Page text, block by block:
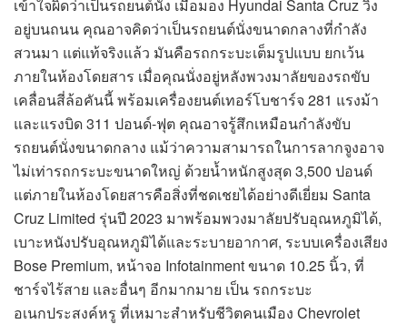
เข้าใจผิดว่าเป็นรถยนต์นั่ง เมื่อมอง Hyundai Santa Cruz วิ่ง
อยู่บนถนน คุณอาจคิดว่าเป็นรถยนต์นั่งขนาดกลางที่กำลัง
สวนมา แต่แท้จริงแล้ว มันคือรถกระบะเต็มรูปแบบ ยกเว้น
ภายในห้องโดยสาร เมื่อคุณนั่งอยู่หลังพวงมาลัยของรถขับ
เคลื่อนสี่ล้อคันนี้ พร้อมเครื่องยนต์เทอร์โบชาร์จ 281 แรงม้า
และแรงบิด 311 ปอนด์-ฟุต คุณอาจรู้สึกเหมือนกำลังขับ
รถยนต์นั่งขนาดกลาง แม้ว่าความสามารถในการลากจูงอาจ
ไม่เท่ารถกระบะขนาดใหญ่ ด้วยน้ำหนักสูงสุด 3,500 ปอนด์
แต่ภายในห้องโดยสารคือสิ่งที่ชดเชยได้อย่างดีเยี่ยม Santa
Cruz Limited รุ่นปี 2023 มาพร้อมพวงมาลัยปรับอุณหภูมิได้,
เบาะหนังปรับอุณหภูมิได้และระบายอากาศ, ระบบเครื่องเสียง
Bose Premium, หน้าจอ Infotainment ขนาด 10.25 นิ้ว, ที่
ชาร์จไร้สาย และอื่นๆ อีกมากมาย เป็น รถกระบะ
อเนกประสงค์หรู ที่เหมาะสำหรับชีวิตคนเมือง Chevrolet